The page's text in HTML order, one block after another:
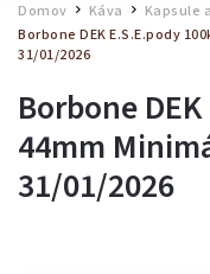
Domov Káva Kapsule
Borbone DEK E.S.E.pody
31/01/2026
Borbone
44mm
31/01/2026